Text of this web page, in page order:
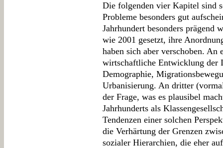
Die folgenden vier Kapitel sind
Probleme besonders gut
Jahrhundert besonders prägend
wie 2001 gesetzt, ihre
haben sich aber verschoben.
wirtschaftliche Entwicklung der
Demographie,
Urbanisierung. An dritter
der Frage, was es plausibel
Jahrhunderts als
Tendenzen einer solchen
die Verhärtung der Grenzen
sozialer Hierarchien, die eher